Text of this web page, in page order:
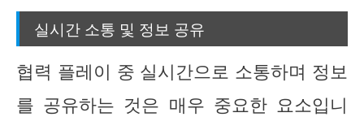
실시간 소통 및 정보 공유
협력 플레이 중 실시간으로 소통하며 정보
를 공유하는 것은 매우 중요한 요소입니